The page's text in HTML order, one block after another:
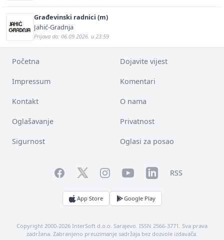
Građevinski radnici (m)
Jahić-Gradnja
Prijava do: 06.09.2026. u 23:59
Početna Dojavite vijest
Impressum Komentari
Kontakt O nama
Oglašavanje Privatnost
Sigurnost Oglasi za posao
FacebookTwitterInstagramYouTubeLinkedInRSS
App Store Google Play
Copyright 2000-2026 InterSoft d.o.o. Sarajevo. ISSN 2566-3771. Sva prava
zadržana. Zabranjeno preuzimanje sadržaja bez dozvole izdavača.